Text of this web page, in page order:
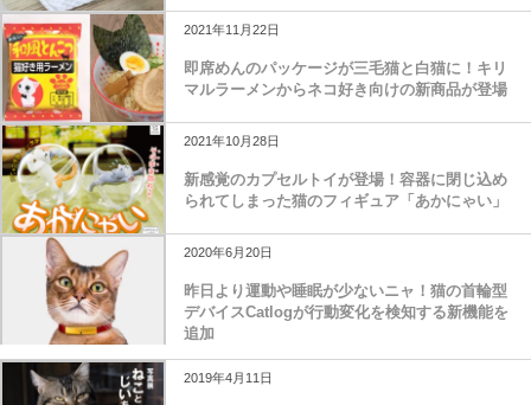
2021年11月22日
即席めんのパッケージが三毛猫と白猫に！キリ
マルラーメンからネコ好き向けの新商品が登場
2021年10月28日
新感覚のカプセルトイが登場！容器に閉じ込め
られてしまった猫のフィギュア「あかにゃい」
2020年6月20日
昨日より運動や睡眠が少ないニャ！猫の首輪型
デバイスCatlogが行動変化を検知する新機能を
追加
2019年4月11日